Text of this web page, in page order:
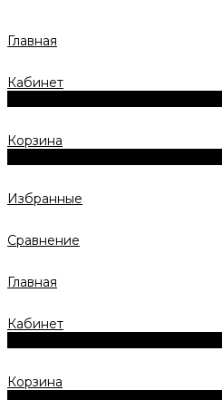
Главная
Кабинет
Корзина
Избранные
Сравнение
Главная
Кабинет
Корзина